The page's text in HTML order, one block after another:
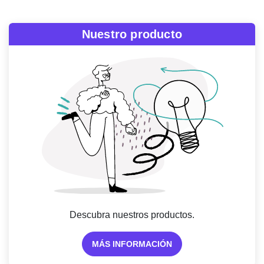
Nuestro producto
Descubra nuestros productos.
MÁS INFORMACIÓN